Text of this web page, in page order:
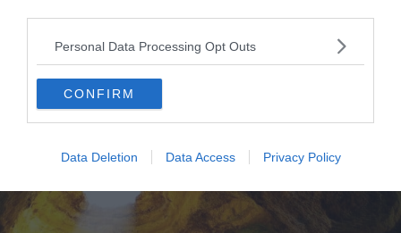
Personal Data Processing Opt Outs
CONFIRM
Data Deletion Data Access Privacy Policy
La grotte de Benagil et la princesse
disparue